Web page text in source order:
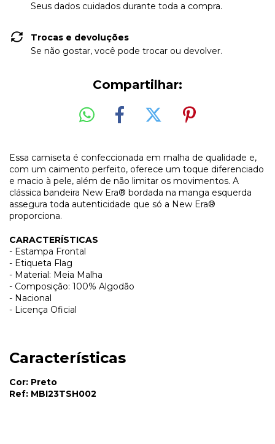
Seus dados cuidados durante toda a compra.
Trocas e devoluções
Se não gostar, você pode trocar ou devolver.
Compartilhar:
Essa camiseta é confeccionada em malha de qualidade e,
com um caimento perfeito, oferece um toque diferenciado
e macio à pele, além de não limitar os movimentos. A
clássica bandeira New Era® bordada na manga esquerda
assegura toda autenticidade que só a New Era®
proporciona.
CARACTERÍSTICAS
- Estampa Frontal
- Etiqueta Flag
- Material: Meia Malha
- Composição: 100% Algodão
- Nacional
- Licença Oficial
Características
Cor: Preto
Ref: MBI23TSH002